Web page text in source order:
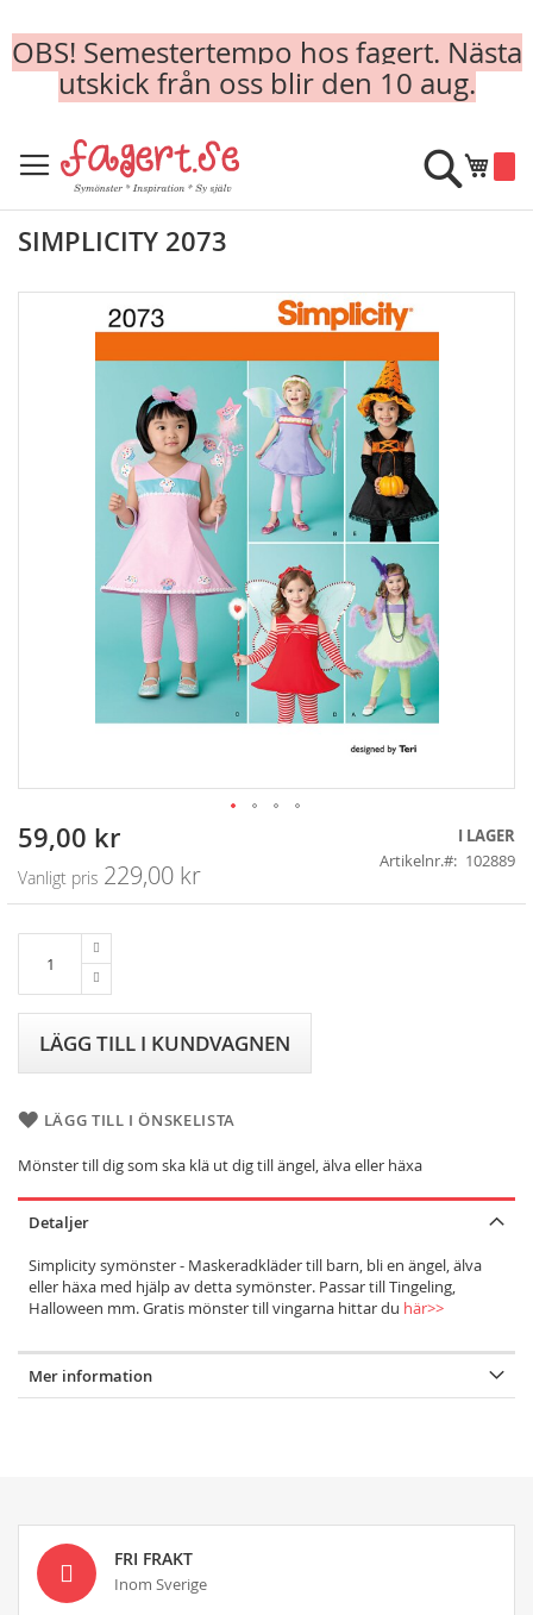
OBS! Semestertempo hos fagert. Nästa
utskick från oss blir den 10 aug.
to
Content
Min
Sök
SIMPLICITY 2073
Skip
the
beginning
images
Specialpris
59,00 kr
Vanligt pris 229,00 kr
I LAGER
Artikelnr.
102889
LÄGG TILL I KUNDVAGNEN
LÄGG TILL I ÖNSKELISTA
Mönster till dig som ska klä ut dig till ängel, älva eller häxa
Detaljer
Simplicity symönster - Maskeradkläder till barn, bli en ängel, älva
eller häxa med hjälp av detta symönster. Passar till Tingeling,
Halloween mm. Gratis mönster till vingarna hittar du här>>
Mer information
FRI FRAKT
Inom Sverige